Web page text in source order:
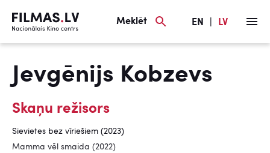
Meklēt EN LV
Jevgēnijs Kobzevs
Skaņu režisors
Sievietes bez vīriešiem (2023)
Mamma vēl smaida (2022)